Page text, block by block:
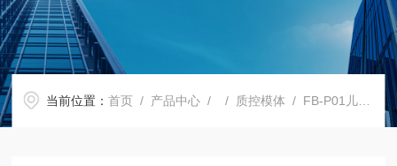
当前位置：首页 / 产品中心 / / 质控模体 / FB-P01儿童全身模体